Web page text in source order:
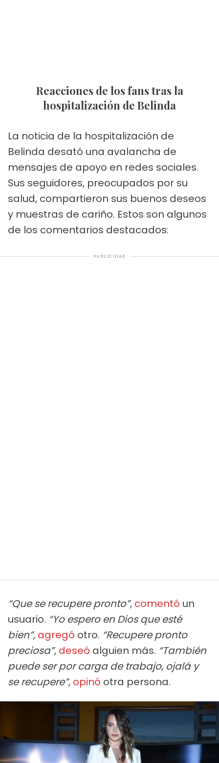
Reacciones de los fans tras la
hospitalización de Belinda
La noticia de la hospitalización de
Belinda desató una avalancha de
mensajes de apoyo en redes sociales.
Sus seguidores, preocupados por su
salud, compartieron sus buenos deseos
y muestras de cariño. Estos son algunos
de los comentarios destacados:
PUBLICIDAD
“Que se recupere pronto”, comentó un
usuario. “Yo espero en Dios que esté
bien”, agregó otro. “Recupere pronto
preciosa”, deseó alguien más. “También
puede ser por carga de trabajo, ojalá y
se recupere”, opinó otra persona.